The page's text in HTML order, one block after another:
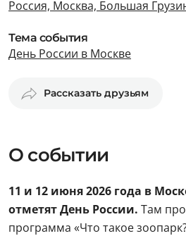
Россия, Москва, Большая
Тема события
День России в Москве
Рассказать друзьям
О событии
11 и 12 июня 2026 года в
отметят День России. Там
программа «Что такое